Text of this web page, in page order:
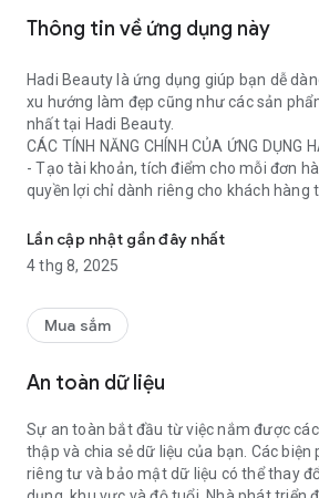
Thông tin về ứng dụng này
Hadi Beauty là ứng dụng giúp bạn dễ
xu hướng làm đẹp cũng như các sản
nhất tại Hadi Beauty.
CÁC TÍNH NĂNG CHÍNH CỦA ỨNG DỤNG
- Tạo tài khoản, tích điểm cho mỗi đơn
quyền lợi chỉ dành riêng cho khách hàng
- Cập nhật tin tức, xu hướng làm đẹp mới
phẩm được yêu thích nhất từ Hadi Beauty.
- Quản lý thông tin đơn hàng và lịch sử
mã giảm giá hấp dẫn dành riêng cho bạn.
- Tìm kiếm cửa hàng gần bạn nhất.
mỹ phẩm của bạn!
Lần cập nhật gần đây nhất
4 thg 8, 2025
Mua sắm
An toàn dữ liệu
Sự an toàn bắt đầu từ việc nắm được
thập và chia sẻ dữ liệu của bạn. Các biện
riêng tư và bảo mật dữ liệu có thể thay